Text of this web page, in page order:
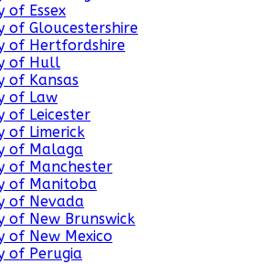
of Essex
of Gloucestershire
of Hertfordshire
of Hull
of Kansas
of Law
of Leicester
of Limerick
of Malaga
of Manchester
of Manitoba
of Nevada
of New Brunswick
of New Mexico
of Perugia